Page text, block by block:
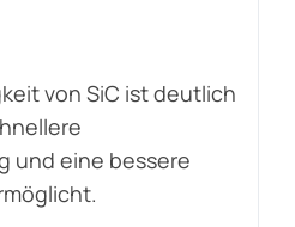
von SiC ist deutlich
und eine bessere